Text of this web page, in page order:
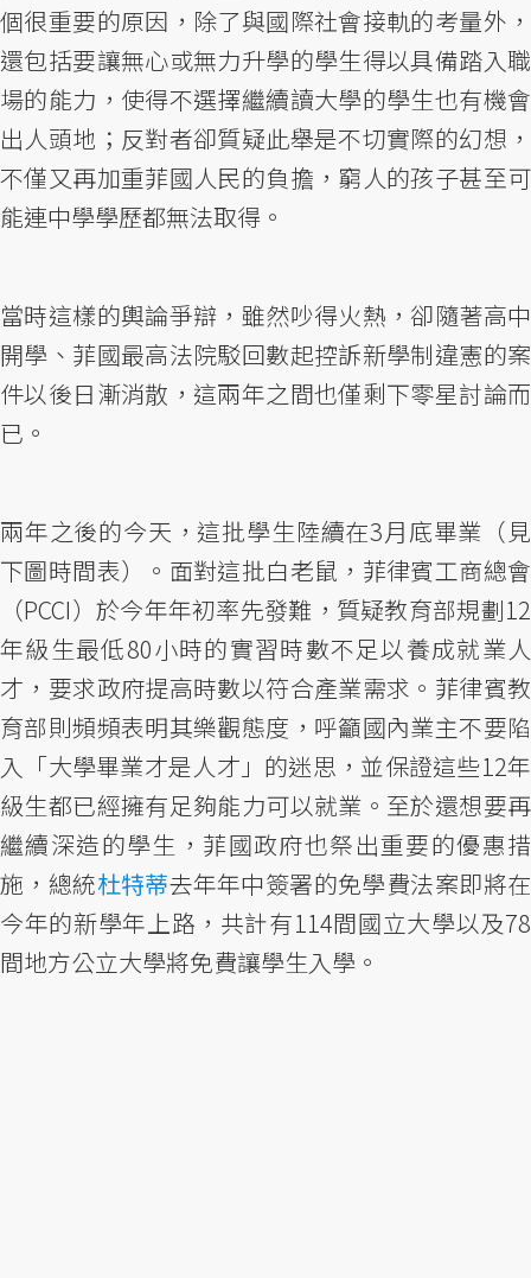
個很重要的原因，除了與國際社會接軌的考量外，
還包括要讓無心或無力升學的學生得以具備踏入職
場的能力，使得不選擇繼續讀大學的學生也有機會
出人頭地；反對者卻質疑此舉是不切實際的幻想，
不僅又再加重菲國人民的負擔，窮人的孩子甚至可
能連中學學歷都無法取得。
當時這樣的輿論爭辯，雖然吵得火熱，卻隨著高中
開學、菲國最高法院駁回數起控訴新學制違憲的案
件以後日漸消散，這兩年之間也僅剩下零星討論而
已。
兩年之後的今天，這批學生陸續在3月底畢業（見
下圖時間表）。面對這批白老鼠，菲律賓工商總會
（PCCI）於今年年初率先發難，質疑教育部規劃12
年級生最低80小時的實習時數不足以養成就業人
才，要求政府提高時數以符合產業需求。菲律賓教
育部則頻頻表明其樂觀態度，呼籲國內業主不要陷
入「大學畢業才是人才」的迷思，並保證這些12年
級生都已經擁有足夠能力可以就業。至於還想要再
繼續深造的學生，菲國政府也祭出重要的優惠措
施，總統杜特蒂去年年中簽署的免學費法案即將在
今年的新學年上路，共計有114間國立大學以及78
間地方公立大學將免費讓學生入學。